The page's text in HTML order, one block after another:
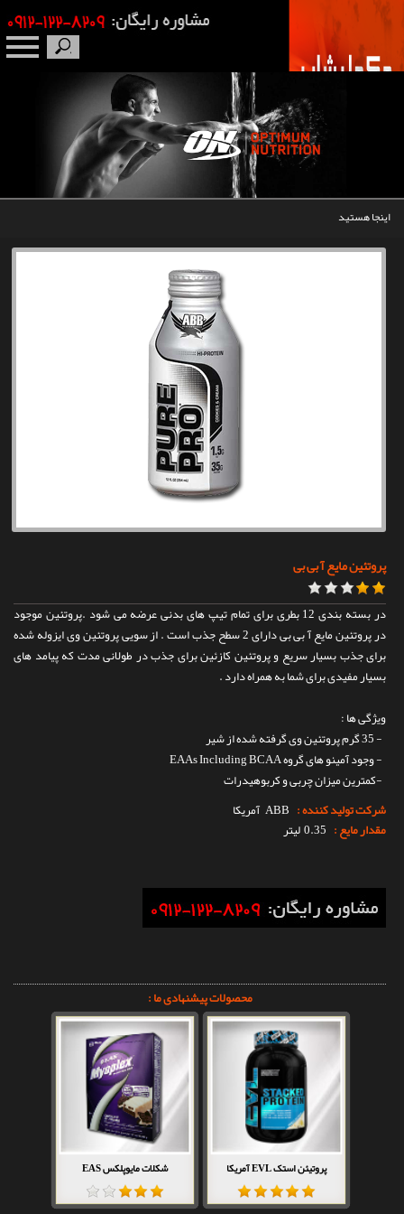
اینجا هستید
پروتئین مایع آ بی بی
در بسته بندی 12 بطری برای تمام تیپ های بدنی عرضه می شود .پروتئین موجود
در پروتئین مایع آ بی بی دارای 2 سطح جذب است . از سویی پروتئین وی ایزوله شده
برای جذب بسیار سریع و پروتئین کازئین برای جذب در طولانی مدت که پیامد های
بسیار مفیدی برای شما به همراه دارد .
ویژگی ها :
- 35 گرم پروتئین وی گرفته شده از شیر
- وجود آمینو های گروه EAAs Including BCAA
-کمترین میزان چربی و کربوهیدرات
شرکت تولید کننده : ABB آمریکا
مقدار مایع : 0.35 لیتر
محصولات پیشنهادی ما :
پروتیئن استک EVL آمریکا شکلات مایوپلکس EAS